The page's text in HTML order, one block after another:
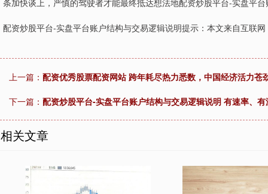
条加快谈上，严慎的驾驶者才能最终抵达想法地配资炒股平台-实盘平台
配资炒股平台-实盘平台账户结构与交易逻辑说明提示：本文来自互联网
上一篇： 配资优秀股票配资网站 跨年耗尽热力悉数，中国经济活力苍
下一篇： 配资炒股平台-实盘平台账户结构与交易逻辑说明 有速率、
相关文章